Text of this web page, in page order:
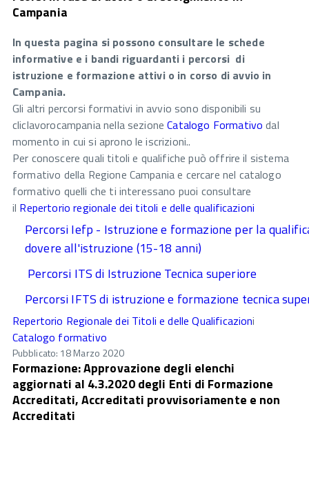
Campania
In questa pagina si possono consultare le schede
informative e i bandi riguardanti i percorsi di
istruzione e formazione attivi o in corso di avvio in
Campania.
Gli altri percorsi formativi in avvio sono disponibili su
cliclavorocampania nella sezioneCatalogo Formativo dal
momento in cui si aprono le iscrizioni..
Per conoscere quali titoli e qualifiche può offrire il sistema
formativo della Regione Campania e cercare nel catalogo
formativo quelli che ti interessano puoi consultare
il Repertorio regionale dei titoli e delle qualificazioni
Percorsi Iefp - Istruzione e formazione per la
dovere all'istruzione (15-18 anni)
Percorsi ITS di Istruzione Tecnica superiore
Percorsi IFTS di istruzione e formazione tecnica
Repertorio Regionale dei Titoli e delle Qualificazioni
Catalogo formativo
Pubblicato: 18 Marzo 2020
Formazione: Approvazione degli elenchi
aggiornati al 4.3.2020 degli Enti di Formazione
Accreditati, Accreditati provvisoriamente e non
Accreditati